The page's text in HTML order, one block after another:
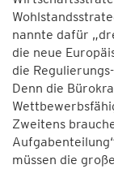
nannte dafür
die neue
die
Denn die
Zweitens
müssen die